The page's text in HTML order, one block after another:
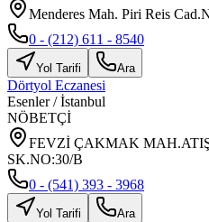
Menderes Mah. Piri Reis
0 - (212) 611 - 8540
Yol Tarifi Ara
Dörtyol Eczanesi
Esenler/İstanbul
NÖBETÇİ
FEVZİ ÇAKMAK
SK.NO:30/B
0 - (541) 393 - 3968
Yol Tarifi Ara